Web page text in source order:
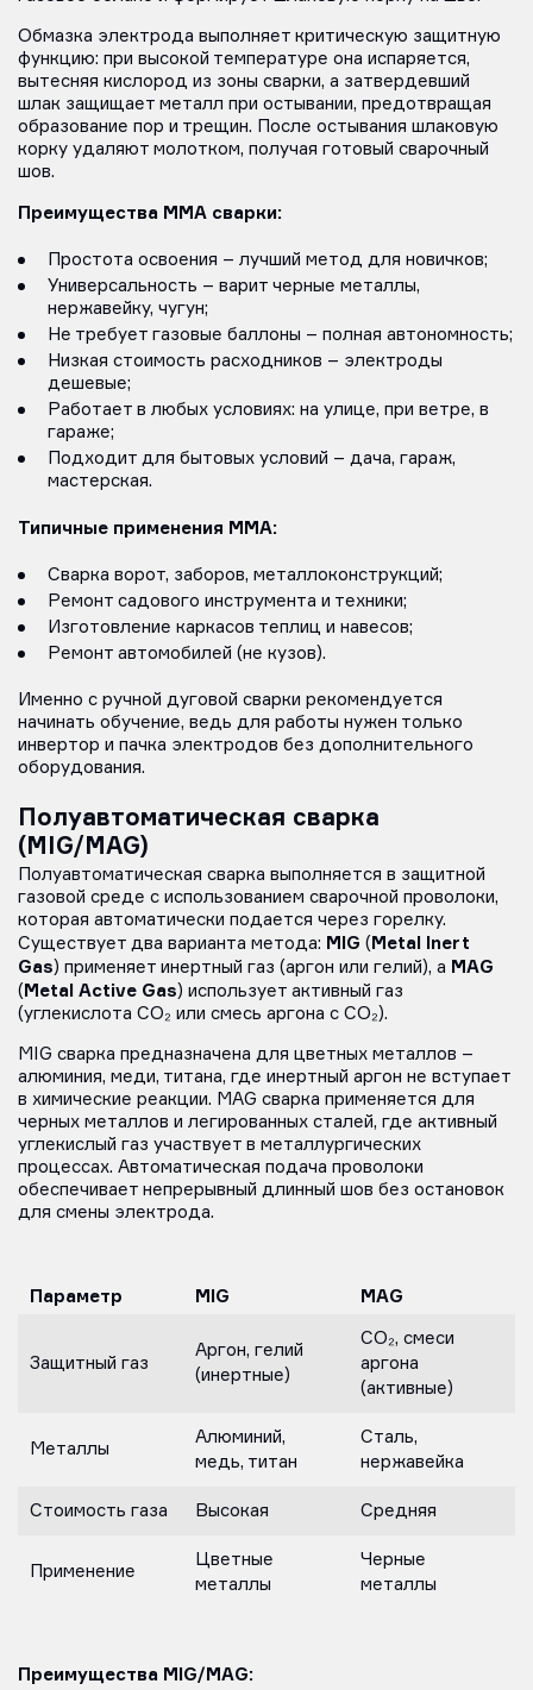
Обмазка электрода выполняет критическую защитную
функцию: при высокой температуре она испаряется,
вытесняя кислород из зоны сварки, а затвердевший
шлак защищает металл при остывании, предотвращая
образование пор и трещин. После остывания шлаковую
корку удаляют молотком, получая готовый сварочный
шов.
Преимущества MMA сварки:
Простота освоения – лучший метод для новичков;
Универсальность – варит черные металлы,
нержавейку, чугун;
Не требует газовые баллоны – полная автономность;
Низкая стоимость расходников – электроды
дешевые;
Работает в любых условиях: на улице, при ветре, в
гараже;
Подходит для бытовых условий – дача, гараж,
мастерская.
Типичные применения MMA:
Сварка ворот, заборов, металлоконструкций;
Ремонт садового инструмента и техники;
Изготовление каркасов теплиц и навесов;
Ремонт автомобилей (не кузов).
Именно с ручной дуговой сварки рекомендуется
начинать обучение, ведь для работы нужен только
инвертор и пачка электродов без дополнительного
оборудования.
Полуавтоматическая сварка
(MIG/MAG)
Полуавтоматическая сварка выполняется в защитной
газовой среде с использованием сварочной проволоки,
которая автоматически подается через горелку.
Существует два варианта метода: MIG ( Metal Inert
Gas) применяет инертный газ (аргон или гелий), а MAG
( Metal Active Gas) использует активный газ
(углекислота CO₂ или смесь аргона с CO₂).
MIG сварка предназначена для цветных металлов –
алюминия, меди, титана, где инертный аргон не вступает
в химические реакции. MAG сварка применяется для
черных металлов и легированных сталей, где активный
углекислый газ участвует в металлургических
процессах. Автоматическая подача проволоки
обеспечивает непрерывный длинный шов без остановок
для смены электрода.
Параметр MIG MAG
Защитный газ
Аргон, гелий
(инертные)
CO₂, смеси
аргона
(активные)
Металлы
Алюминий,
медь, титан
Сталь,
нержавейка
Стоимость газа Высокая Средняя
Применение
Цветные
металлы
Черные
металлы
Преимущества MIG/MAG: